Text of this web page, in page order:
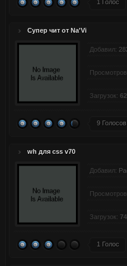
1 Голос
Супер чит от Na'Vi
Добавил:
Загрузок:
9 Голосов
wh для css v70
Добавил:
Загрузок: 74
1 Голос